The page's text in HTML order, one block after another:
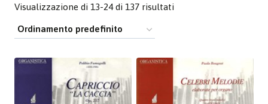
Visualizzazione di 13-24 di 137 risultati